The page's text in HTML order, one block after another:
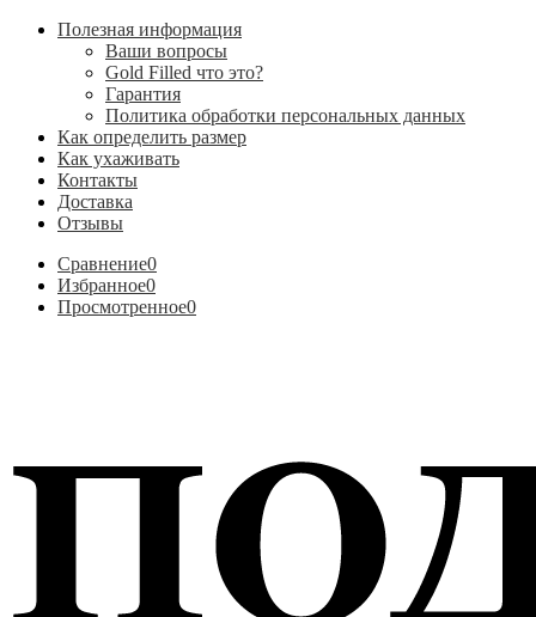
Полезная информация
Ваши вопросы
Gold Filled что это?
Гарантия
Политика обработки персональных данных
Как определить размер
Как ухаживать
Контакты
Доставка
Отзывы
Сравнение0
Избранное0
Просмотренное0